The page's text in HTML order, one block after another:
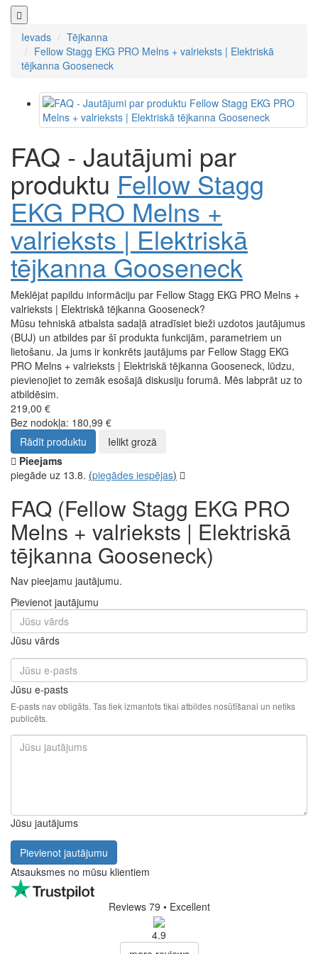
Ievads
Tējkanna
Fellow Stagg EKG PRO Melns + valrieksts | Elektriskā
tējkanna Gooseneck
FAQ - Jautājumi par
produktu Fellow Stagg
EKG PRO Melns +
valrieksts | Elektriskā
tējkanna Gooseneck
Meklējat papildu informāciju par Fellow Stagg EKG PRO Melns +
valrieksts | Elektriskā tējkanna Gooseneck?
Mūsu tehniskā atbalsta sadaļā atradīsiet bieži uzdotos jautājumus
(BUJ) un atbildes par šī produkta funkcijām, parametriem un
lietošanu. Ja jums ir konkrēts jautājums par Fellow Stagg EKG
PRO Melns + valrieksts | Elektriskā tējkanna Gooseneck, lūdzu,
pievienojiet to zemāk esošajā diskusiju forumā. Mēs labprāt uz to
atbildēsim.
219,00 €
Bez nodokļa: 180,99 €
Rādīt produktu
Ielikt grozā
Pieejams
piegāde uz 13.8. (piegādes iespējas)
FAQ (Fellow Stagg EKG PRO
Melns + valrieksts | Elektriskā
tējkanna Gooseneck)
Nav pieejamu jautājumu.
Pievienot jautājumu
Jūsu vārds
Jūsu e-pasts
E-pasts nav obligāts. Tas tiek izmantots tikai atbildes nosūtīšanai un netiks
publicēts.
Jūsu jautājums
Pievienot jautājumu
Atsauksmes no mūsu klientiem
Reviews 79 • Excellent
4.9